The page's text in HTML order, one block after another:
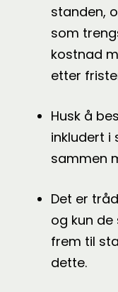
standen,
som
kostnad
etter
Husk å
inkludert i
sammen
Det er
og kun
frem til
dette.